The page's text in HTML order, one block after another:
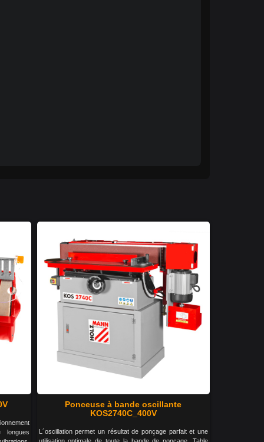
longues
Ponceuse à bande oscillante
KOS2740C_400V
L´oscillation permet un résultat de ponçage parfait et une